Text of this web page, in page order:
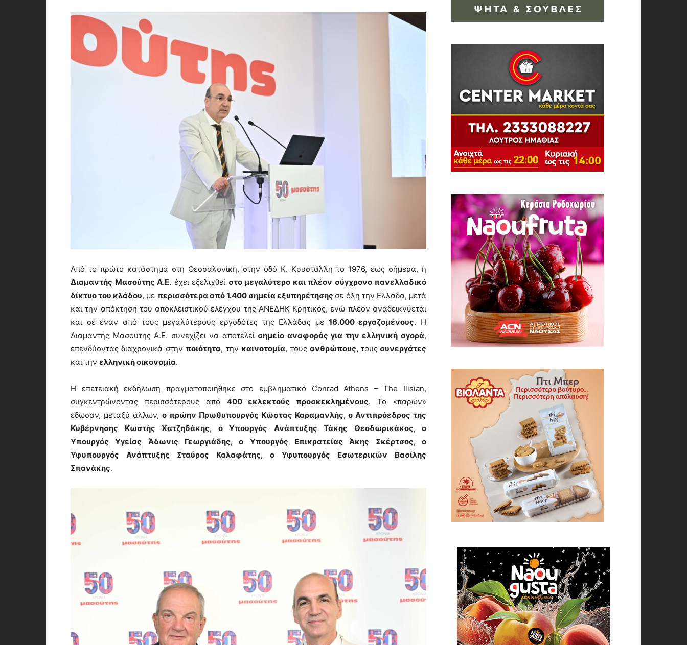
Από το πρώτο κατάστημα στη Θεσσαλονίκη, στην οδό Κ. Κρυστάλλη το 1976, έως σήμερα, η
Διαμαντής Μασούτης Α.Ε. έχει εξελιχθεί στο μεγαλύτερο και πλέον σύγχρονο πανελλαδικό
δίκτυο του κλάδου, με περισσότερα από 1.400 σημεία εξυπηρέτησης σε όλη την Ελλάδα, μετά
και την απόκτηση του αποκλειστικού ελέγχου της ΑΝΕΔΗΚ Κρητικός, ενώ πλέον αναδεικνύεται
και σε έναν από τους μεγαλύτερους εργοδότες της Ελλάδας με 16.000 εργαζομένους. Η
Διαμαντής Μασούτης Α.Ε. συνεχίζει να αποτελεί σημείο αναφοράς για την ελληνική αγορά,
επενδύοντας διαχρονικά στην ποιότητα, την καινοτομία, τουςανθρώπους, τουςσυνεργάτες
και την ελληνική οικονομία.
Η επετειακή εκδήλωση πραγματοποιήθηκε στο εμβληματικό Conrad Athens – The Ilisian,
συγκεντρώνοντας περισσότερους από 400 εκλεκτούς προσκεκλημένους. Το «παρών»
έδωσαν, μεταξύ άλλων, ο πρώην Πρωθυπουργός Κώστας Καραμανλής, ο Αντιπρόεδρος της
Κυβέρνησης Κωστής Χατζηδάκης, ο Υπουργός Ανάπτυξης Τάκης Θεοδωρικάκος, ο
Υπουργός Υγείας Άδωνις Γεωργιάδης, ο Υπουργός Επικρατείας Άκης Σκέρτσος, ο
Υφυπουργός Ανάπτυξης Σταύρος Καλαφάτης, ο Υφυπουργός Εσωτερικών Βασίλης
Σπανάκης.